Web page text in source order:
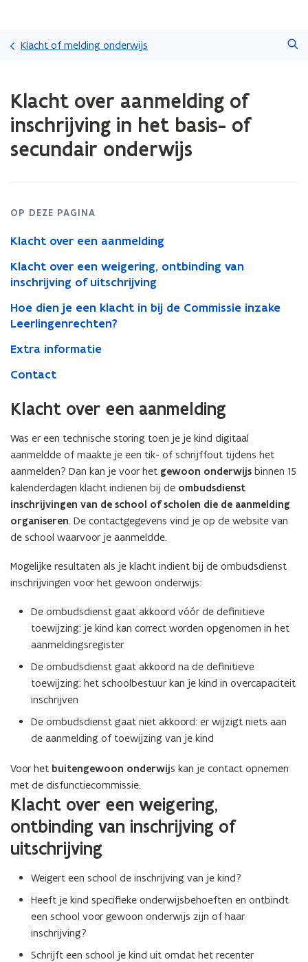
gaan
Klacht of melding onderwijs
met
laden.
zich
aanmelding
inschrijving
het
basis-
secundair
onderwijs
Klacht over aanmelding of
inschrijving in het basis- of
secundair onderwijs
OP DEZE PAGINA
Klacht over een aanmelding
Klacht over een weigering, ontbinding van
inschrijving of uitschrijving
Hoe dien je een klacht in bij de Commissie inzake
Leerlingenrechten?
Extra informatie
Contact
Klacht over een aanmelding
Was er een technische storing toen je je kind digitaal
aanmeldde of maakte je een tik- of schrijffout tijdens het
aanmelden? Dan kan je voor het gewoon onderwijs binnen 15
kalenderdagen klacht indienen bij de ombudsdienst
inschrijvingen van de school of scholen die de aanmelding
organiseren. De contactgegevens vind je op de website van
de school waarvoor je aanmeldde.
Mogelijke resultaten als je klacht indient bij de ombudsdienst
inschrijvingen voor het gewoon onderwijs:
De ombudsdienst gaat akkoord vóór de definitieve
toewijzing: je kind kan correct worden opgenomen in het
aanmeldingsregister
De ombudsdienst gaat akkoord na de definitieve
toewijzing: het schoolbestuur kan je kind in overcapaciteit
inschrijven
De ombudsdienst gaat niet akkoord: er wijzigt niets aan
de aanmelding of toewijzing van je kind
Voor het buitengewoon onderwijs kan je contact opnemen
met de disfunctiecommissie.
Klacht over een weigering,
ontbinding van inschrijving of
uitschrijving
Weigert een school de inschrijving van je kind?
Heeft je kind specifieke onderwijsbehoeften en ontbindt
een school voor gewoon onderwijs zijn of haar
inschrijving?
Schrijft een school je kind uit omdat het recenter